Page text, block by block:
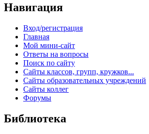
Навигация
Вход/регистрация
Главная
Мой мини-сайт
Ответы на вопросы
Поиск по сайту
Сайты классов, групп, кружков...
Сайты образовательных учреждений
Сайты коллег
Форумы
Библиотека